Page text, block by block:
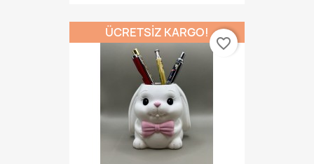
ÜCRETSIZ KARGO!
favorite_border